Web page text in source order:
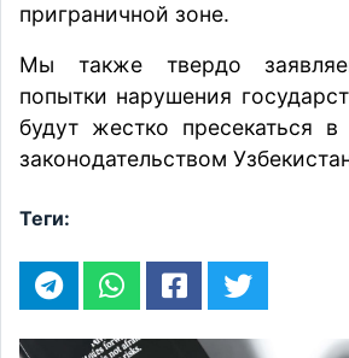
приграничной зоне.
Мы также твердо
попытки нарушения
будут жестко пресекаться в
законодательством
Теги: